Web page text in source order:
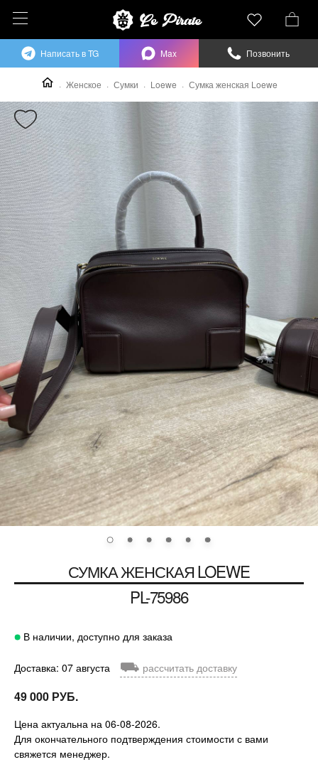
Женское Сумки Loewe Сумка женская Loewe
СУМКА ЖЕНСКАЯLOEWE
PL-75986
В наличии, доступно для заказа
Доставка: 07 августа ⛟ рассчитать доставку
49 000 РУБ.
Цена актуальна на 06-08-2026.
Для окончательного подтверждения стоимости с вами
свяжется менеджер.
Написать в TG Max Позвонить